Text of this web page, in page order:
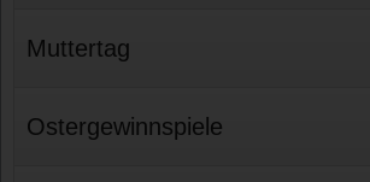
Muttertag
Ostergewinnspiele